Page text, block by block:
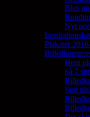
Blus
Nyt
Plakater
Hent
på 7
Stor